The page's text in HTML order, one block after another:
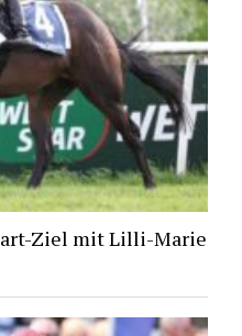
Ziel mit Lilli-Marie